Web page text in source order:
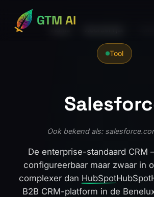
GTM AI
Tool
Ook bekend als:
De enterprise-standaard CRM
configureerbaar maar zwaar in
complexer dan HubSpotHubSpot
B2B CRM-platform in de